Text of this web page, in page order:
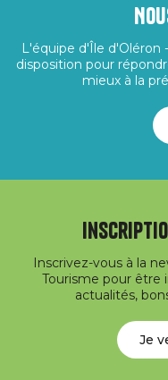
L'équipe d'Île d'Oléron
disposition pour
mieux à la
Inscrivez-vous à la
Tourisme pour être
actualités,
Je